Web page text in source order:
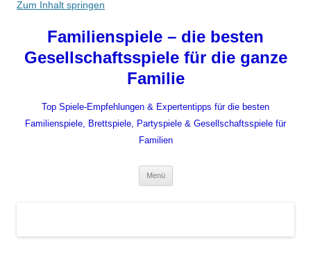
Zum Inhalt springen
Familienspiele – die besten
Gesellschaftsspiele für die ganze
Familie
Top Spiele-Empfehlungen & Expertentipps für die besten
Familienspiele, Brettspiele, Partyspiele & Gesellschaftsspiele für
Familien
Menü